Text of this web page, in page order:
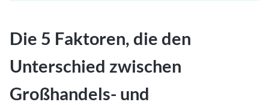
Die 5 Faktoren, die den
Unterschied zwischen
Großhandels- und